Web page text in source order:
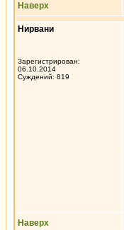
Наверх
Нирвани
Зарегистрирован:
06.10.2014
Суждений: 819
Наверх